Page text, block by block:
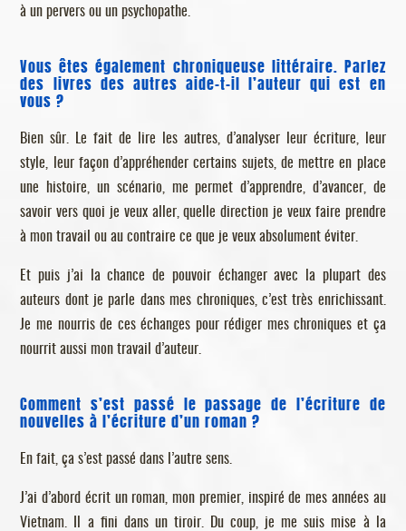
à un pervers ou un psychopathe.
Vous êtes également chroniqueuse littéraire. Parlez
des livres des autres aide-t-il l’auteur qui est en
vous ?
Bien sûr. Le fait de lire les autres, d’analyser leur écriture, leur
style, leur façon d’appréhender certains sujets, de mettre en place
une histoire, un scénario, me permet d’apprendre, d’avancer, de
savoir vers quoi je veux aller, quelle direction je veux faire prendre
à mon travail ou au contraire ce que je veux absolument éviter.
Et puis j’ai la chance de pouvoir échanger avec la plupart des
auteurs dont je parle dans mes chroniques, c’est très enrichissant.
Je me nourris de ces échanges pour rédiger mes chroniques et ça
nourrit aussi mon travail d’auteur.
Comment s’est passé le passage de l’écriture de
nouvelles à l’écriture d’un roman ?
En fait, ça s’est passé dans l’autre sens.
J’ai d’abord écrit un roman, mon premier, inspiré de mes années au
Vietnam. Il a fini dans un tiroir. Du coup, je me suis mise à la